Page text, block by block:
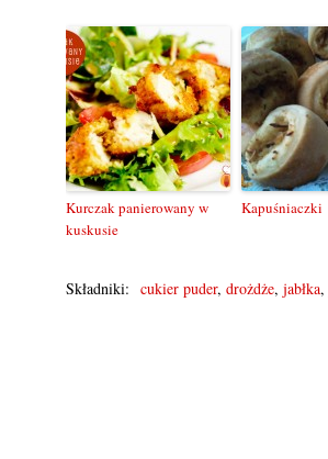
Kurczak panierowany w
kuskusie
Kapuśniaczki
Składniki: cukier puder, drożdże, jabłka,